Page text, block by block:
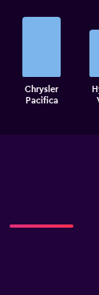
Chrysler
Pacifica